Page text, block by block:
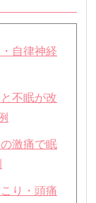
自律神経
不眠が改
激痛で眠
り・頭痛